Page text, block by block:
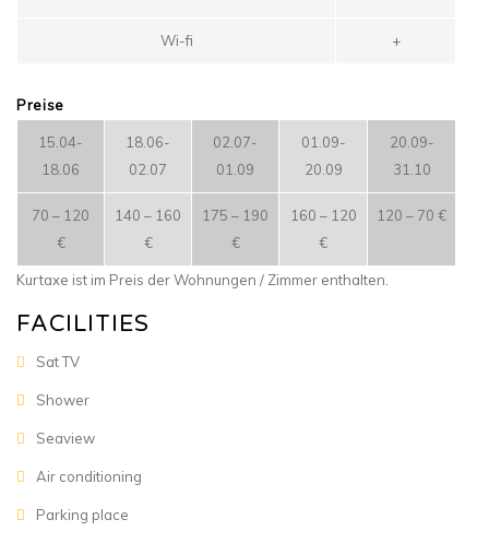
Wi-fi +
Preise
15.04-
18.06
18.06-
02.07
02.07-
01.09
01.09-
20.09
20.09-
31.10
70 – 120
€
140 – 160
€
175 – 190
€
160 – 120
€
120 – 70 €
Kurtaxe ist im Preis der Wohnungen / Zimmer enthalten.
FACILITIES
Sat TV
Shower
Seaview
Air conditioning
Parking place